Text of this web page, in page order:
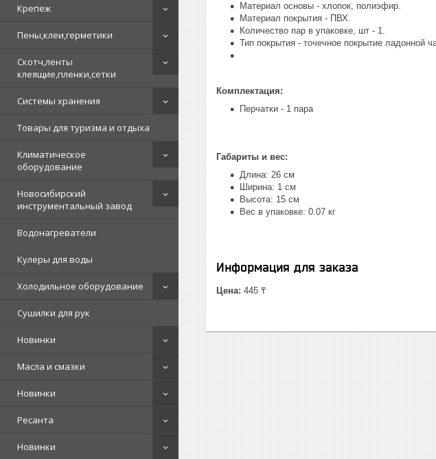
Крепеж
Пены,клеи,герметики
Скотч,ленты
клеящие,пленки,сетки
Системы хранения
Товары для туризма и отдыха
Климатическое
оборудование
Новосибирский
инструментальный завод
Водонагреватели
Кулеры для воды
Холодильное оборудование
Сушилки для рук
Новинки
Масла и смазки
Новинки
Ресанта
Новинки
Материал основы - хлопок, полиэфир.
Материал покрытия - ПВХ.
Количество пар в упаковке, шт - 1.
Тип покрытия - точечное покрытие ладонной
Комплектация:
Перчатки - 1 пара
Габариты и вес:
Длина: 26 см
Ширина: 1 см
Высота: 15 см
Вес в упаковке: 0.07 кг
Информация для заказа
Цена: 445 ₸